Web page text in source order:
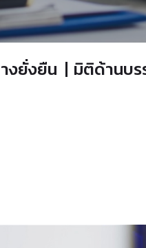
งยั่งยืน มิติด้านบร